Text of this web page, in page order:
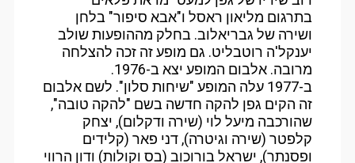
בתרגום מליאון ראסל ו"אבא סיפור" בלחן
ושירה של גבריאלוב. בחלק מההופעות שולב
יענקל'ה רוטבליט. גם מופע זה זכה להצלחה
מרובה. אלבום המופע יצא ב-1976.
ב-1977 עלה המופע "שיחות סלון". לשם אלבום
זה הקים גפן להקה חדשה בשם "להקה טובה",
שהורכבה מיעל לוי (שירה ודקלום), יצחק
קלפטר (שירה וגיטרה), דני פאר (קלידים
ופסנתר), ישראל בורוכוב (בס וקולות) ודון הרווי